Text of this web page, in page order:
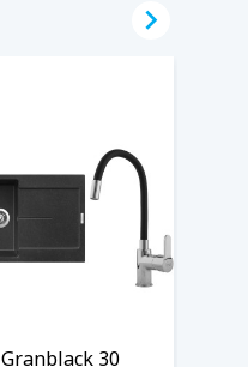
Granblack 30
